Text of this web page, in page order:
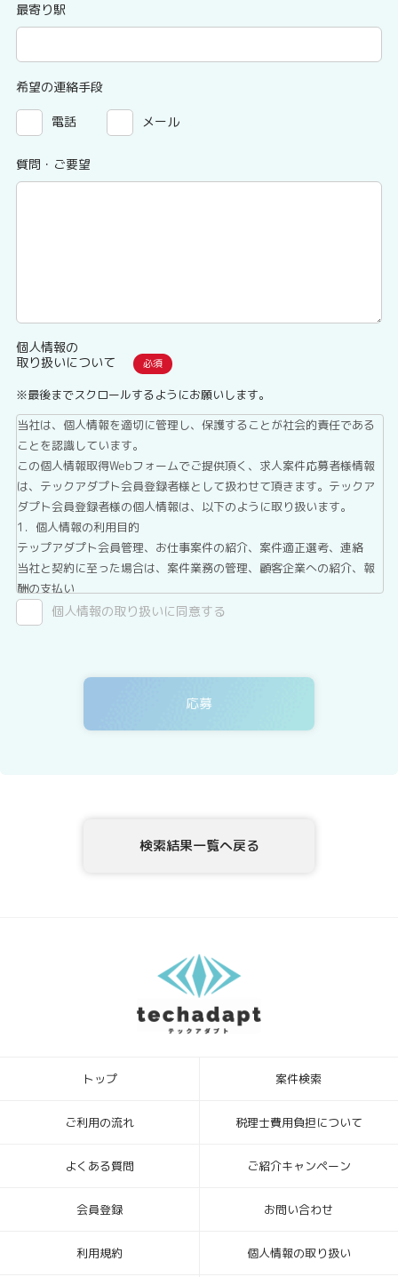
最寄り駅
希望の連絡手段
電話 メール
質問・ご要望
個人情報の
取り扱いについて
※最後までスクロールするようにお願いします。
当社は、個人情報を適切に管理し、保護することが社会的責任である
ことを認識しています。
この個人情報取得Webフォームでご提供頂く、求人案件応募者様情報
は、テックアダプト会員登録者様として扱わせて頂きます。テックア
ダプト会員登録者様の個人情報は、以下のように取り扱います。
1．個人情報の利用目的
テップアダプト会員管理、お仕事案件の紹介、案件適正選考、連絡
当社と契約に至った場合は、案件業務の管理、顧客企業への紹介、報
酬の支払い
2．第三者提供について
テックアダプト会員登録者情報は、法令に基づく場合、委託する場合
ィングサービス事業者等に委託する場合がありますが、委託先につい
ては、当社が運用する個人情報保護マネジメントシステムにより管理
者提供記録の開示を、当社に申し出ることができます。ご請求方法
テックアダプト会員登録者様が、当社に個人情報を提供されるかどう
かは、任意によるものです。ただし、必要な情報をご提供いただけな
い場合、上記1.の利用目的の達成に支障がでる場合があります。
6．本Webサイトへアクセスしたことを契機として機械的に取得される
[お問合せ・苦情相談窓口]
〒104-0032 東京都中央区八丁堀4丁目1番3号 宝町TATUMIビル 2F
TEL ： 03-6683-8664 FAX ： 03-6683-8665
個人情報の取り扱いに同意する
検索結果一覧へ戻る
トップ 案件検索
ご利用の流れ 税理士費用負担について
よくある質問 ご紹介キャンペーン
会員登録 お問い合わせ
利用規約 個人情報の取り扱い